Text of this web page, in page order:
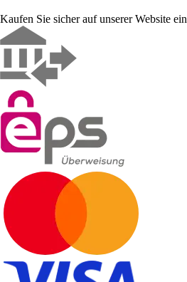
Kaufen Sie sicher auf unserer Website ein